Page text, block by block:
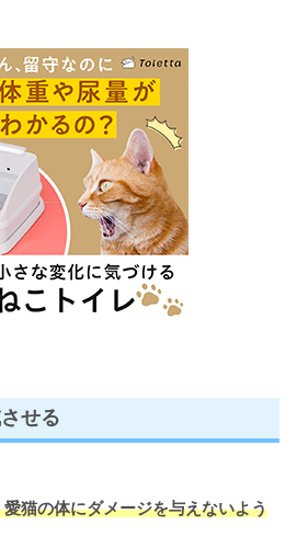
せる
愛猫の体にダメージを与えないよう